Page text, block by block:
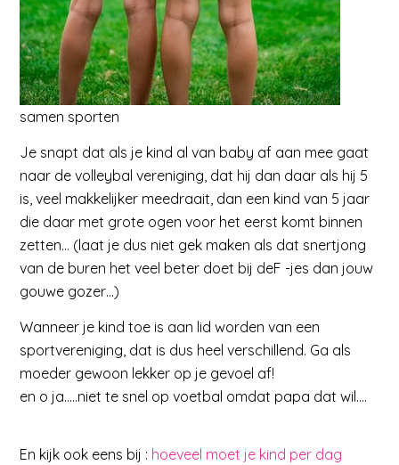
samen sporten
Je snapt dat als je kind al van baby af aan mee gaat
naar de volleybal vereniging, dat hij dan daar als hij 5
is, veel makkelijker meedraait, dan een kind van 5 jaar
die daar met grote ogen voor het eerst komt binnen
zetten… (laat je dus niet gek maken als dat snertjong
van de buren het veel beter doet bij deF -jes dan jouw
gouwe gozer…)
Wanneer je kind toe is aan lid worden van een
sportvereniging, dat is dus heel verschillend. Ga als
moeder gewoon lekker op je gevoel af!
en o ja…..niet te snel op voetbal omdat papa dat wil….
En kijk ook eens bij : hoeveel moet je kind per dag